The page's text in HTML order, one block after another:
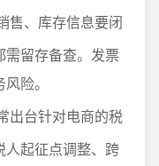
售、库存信息要闭
需留存备查。发票
险。
出台针对电商的税
人起征点调整、跨